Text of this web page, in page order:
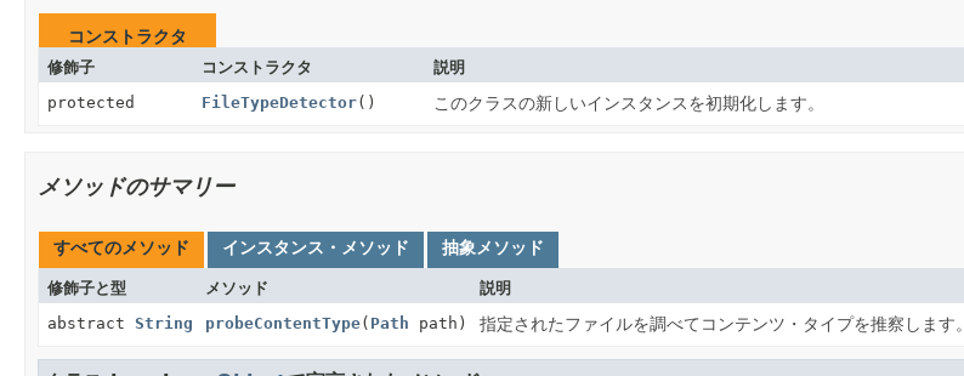
コンストラクタ
修飾子 コンストラクタ
説明
protected
FileTypeDetector() このクラスの新しいインスタンスを初期化します。
メソッドのサマリー
すべてのメソッド インスタンス・メソッド 抽象メソッド
修飾子と型 メソッド
説明
abstract String probeContentType( Path path) 指定されたファイルを調べてコンテンツ・タイプを推察します。